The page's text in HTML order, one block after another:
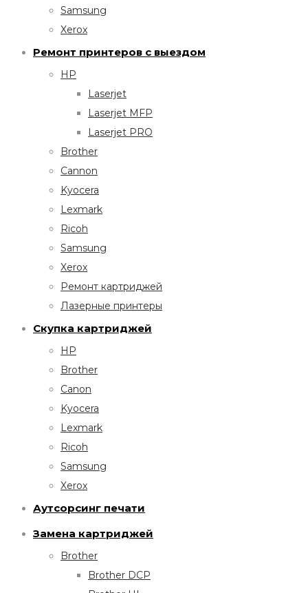
Samsung
Xerox
Ремонт принтеров с выездом
HP
Laserjet
Laserjet MFP
Laserjet PRO
Brother
Cannon
Kyocera
Lexmark
Ricoh
Samsung
Xerox
Ремонт картриджей
Лазерные принтеры
Скупка картриджей
HP
Brother
Canon
Kyocera
Lexmark
Ricoh
Samsung
Xerox
Аутсорсинг печати
Замена картриджей
Brother
Brother DCP